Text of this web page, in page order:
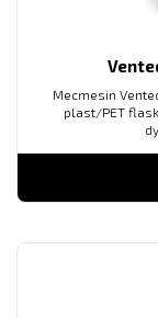
Mecmesin
plast/PET